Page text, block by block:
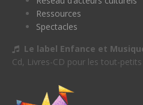
Ressources
Spectacles
Le label Enfance et
Cd, Livres-CD pour les tout-petits